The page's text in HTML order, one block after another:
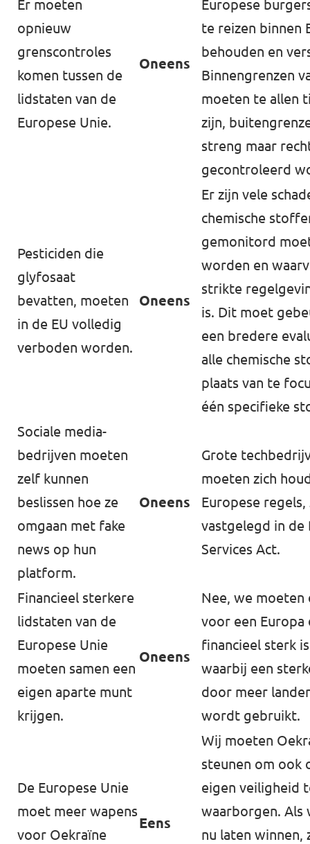
Er moeten
opnieuw
grenscontroles
komen tussen de
lidstaten van de
Europese Unie.
Oneens
Europese
te reizen binnen
behouden en
Binnengrenzen
moeten te allen
zijn,
streng maar
gecontroleerd
Pesticiden die
glyfosaat
bevatten, moeten
in de EU volledig
verboden worden.
Oneens
Er zijn vele
chemische
gemonitord
worden en
strikte
is. Dit moet
een bredere
alle chemische
plaats van te
één specifieke
Sociale media-
bedrijven moeten
zelf kunnen
beslissen hoe ze
omgaan met fake
news op hun
platform.
Oneens
Grote
moeten zich
Europese regels,
vastgelegd in de
Services Act.
Financieel sterkere
lidstaten van de
Europese Unie
moeten samen een
eigen aparte munt
krijgen.
Oneens
Nee, we moeten
voor een Europa
financieel sterk
waarbij een
door meer
wordt gebruikt.
De Europese Unie
moet meer wapens
voor Oekraïne
Eens
Wij moeten
steunen om ook
eigen veiligheid
waarborgen. Als
nu laten winnen,